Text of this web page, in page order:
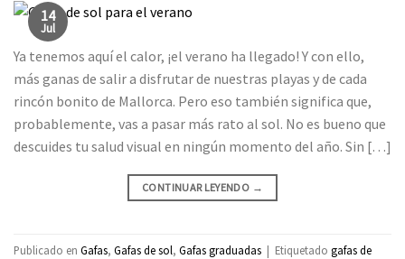
14
Jul
Ya tenemos aquí el calor, ¡el verano ha llegado! Y con ello,
más ganas de salir a disfrutar de nuestras playas y de cada
rincón bonito de Mallorca. Pero eso también significa que,
probablemente, vas a pasar más rato al sol. No es bueno que
descuides tu salud visual en ningún momento del año. Sin […]
CONTINUAR LEYENDO →
Publicado en Gafas, Gafas de sol, Gafas graduadas | Etiquetado gafas de